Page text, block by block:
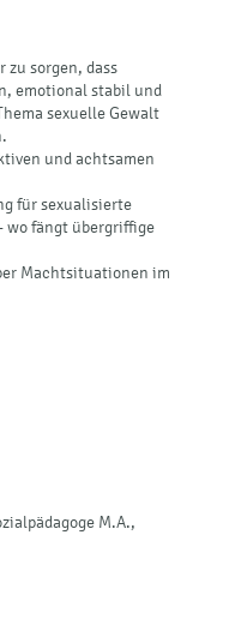
sorgen, dass
emotional stabil und
sexuelle Gewalt
und achtsamen
für sexualisierte
wo fängt übergriffige
Machtsituationen im
M.A.,